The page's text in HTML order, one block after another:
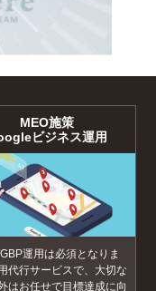
MEO施策
ビジネス運用
運用は必須となりま
代行サービスで、大切な
はお任せで目標達成に向